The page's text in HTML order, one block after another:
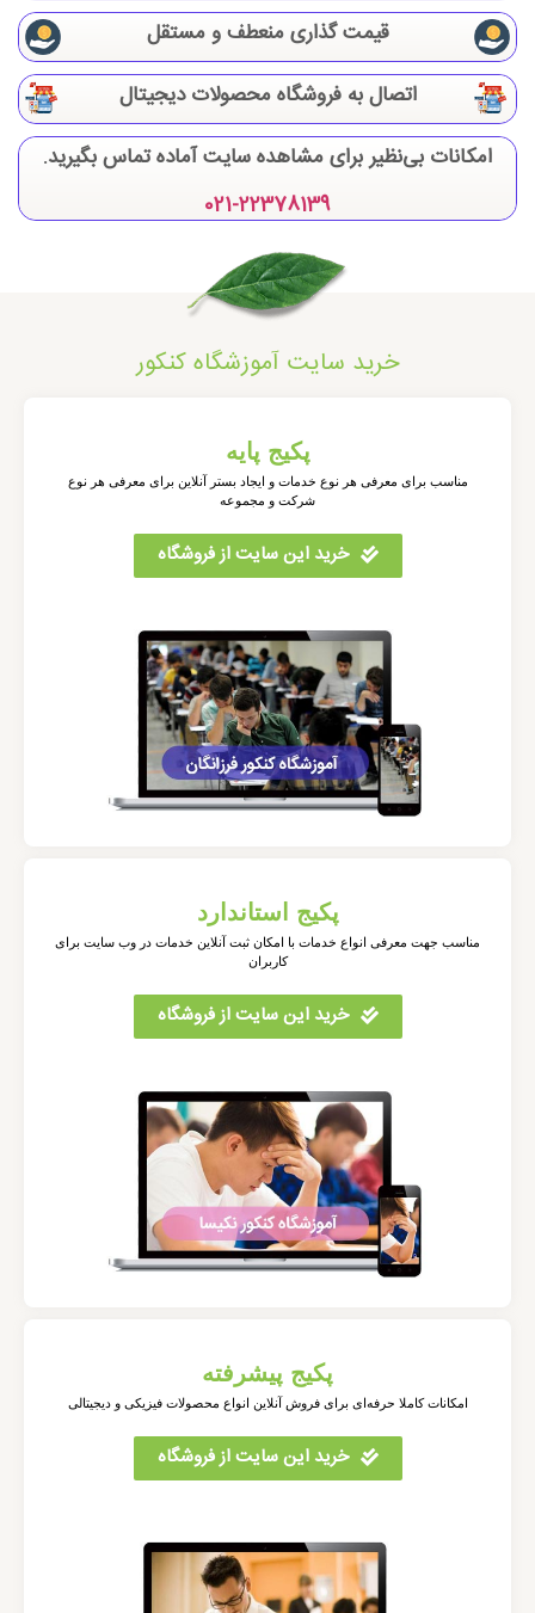
قیمت گذاری منعطف و مستقل
اتصال به فروشگاه محصولات دیجیتال
امکانات بی‌نظیر برای مشاهده سایت آماده تماس بگیرید.
021-22378139
خرید سایت آموزشگاه کنکور
پکیج پایه
مناسب برای معرفی هر نوع خدمات و ایجاد بستر آنلاین برای معرفی هر نوع
شرکت و مجموعه
خرید این سایت از فروشگاه
پکیج استاندارد
مناسب جهت معرفی انواع خدمات با امکان ثبت آنلاین خدمات در وب سایت برای
کاربران
خرید این سایت از فروشگاه
پکیج پیشرفته
امکانات کاملا حرفه‌ای برای فروش آنلاین انواع محصولات فیزیکی و دیجیتالی
خرید این سایت از فروشگاه